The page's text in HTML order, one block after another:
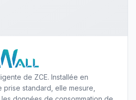
de ZCE. Installée en
standard, elle mesure,